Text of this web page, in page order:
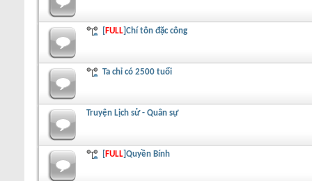
[ FULL]Chí tôn đặc công
Ta chỉ có 2500 tuổi
Truyện Lịch sử - Quân sự
[ FULL]Quyền Bính